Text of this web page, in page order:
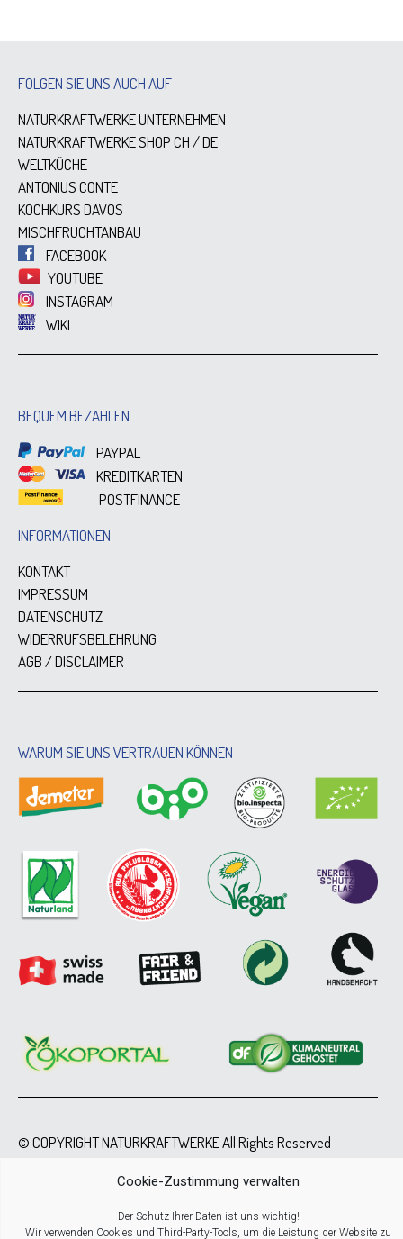
Cookie-Zustimmung verwalten
Der Schutz Ihrer Daten ist uns wichtig!
Wir verwenden Cookies und Third-Party-Tools, um die Leistung der Website zu
FOLGEN SIE UNS AUCH AUF
NATURKRAFTWERKE UNTERNEHMEN
NATURKRAFTWERKE SHOPCH/DE
WELTKÜCHE
ANTONIUS CONTE
KOCHKURS DAVOS
MISCHFRUCHTANBAU
FACEBOOK
YOUTUBE
INSTAGRAM
WIKI
BEQUEM BEZAHLEN
PAYPAL
KREDITKARTEN
POSTFINANCE
INFORMATIONEN
KONTAKT
IMPRESSUM
DATENSCHUTZ
WIDERRUFSBELEHRUNG
AGB / DISCLAIMER
WARUM SIE UNS VERTRAUEN KÖNNEN
© COPYRIGHT NATURKRAFTWERKE All Rights Reserved